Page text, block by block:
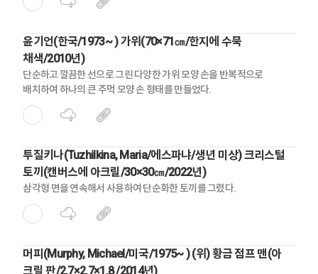
윤기언(한국/1973~ ) 가위(70×71㎝/한지에 수묵
채색/2010년)
단순하고 깔끔한 선으로 그린 다양한 가위 모양 손을 반복적으로
배치하여 하나의 큰 주먹 모양 손 형태를 만들었다.
투질키나(Tuzhilkina, Maria/에스파냐/생년 미상) 크리스털
토끼(캔버스에 아크릴/30×30㎝/2022년)
삼각형 면을 연속해서 사용하여 단순화한 토끼를 그렸다.
머피(Murphy, Michael/미국/1975~ ) (위) 황금 점프 맨(아
크릴 판/2.7×2.7×1.8 /2014년)